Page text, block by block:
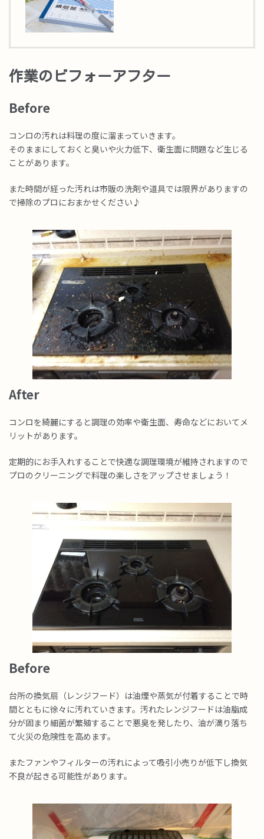
作業のビフォーアフター
Before
コンロの汚れは料理の度に溜まっていきます。
そのままにしておくと臭いや火力低下、衛生面に問題など生じる
ことがあります。
また時間が経った汚れは市販の洗剤や道具では限界がありますの
で掃除のプロにおまかせください♪
After
コンロを綺麗にすると調理の効率や衛生面、寿命などにおいてメ
リットがあります。
定期的にお手入れすることで快適な調理環境が維持されますので
プロのクリーニングで料理の楽しさをアップさせましょう！
Before
台所の換気扇（レンジフード）は油煙や蒸気が付着することで時
間とともに徐々に汚れていきます。汚れたレンジフードは油脂成
分が固まり細菌が繁殖することで悪臭を発したり、油が滴り落ち
て火災の危険性を高めます。
またファンやフィルターの汚れによって吸引小売りが低下し換気
不良が起きる可能性があります。